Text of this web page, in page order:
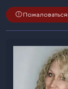
Пожаловаться